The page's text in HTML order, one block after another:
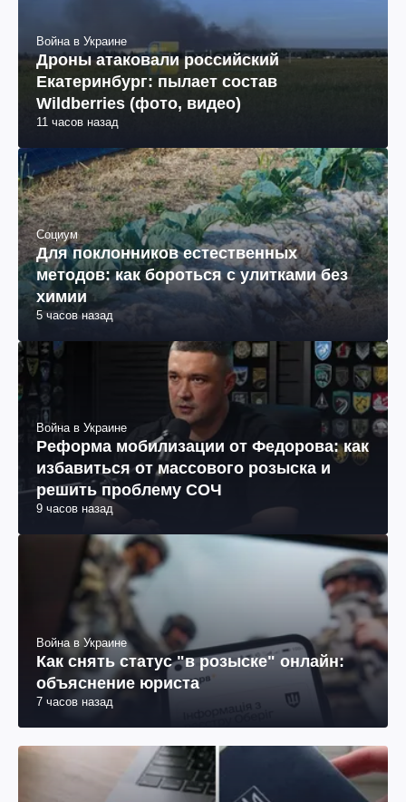
Война в Украине
Дроны атаковали российский
Екатеринбург: пылает состав
Wildberries (фото, видео)
11 часов назад
Социум
Для поклонников естественных
методов: как бороться с улитками без
химии
5 часов назад
Война в Украине
Реформа мобилизации от Федорова: как
избавиться от массового розыска и
решить проблему СОЧ
9 часов назад
Война в Украине
Как снять статус "в розыске" онлайн:
объяснение юриста
7 часов назад